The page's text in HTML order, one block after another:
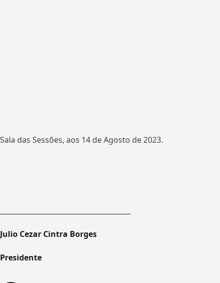
Sala das Sessões, aos 14 de Agosto de 2023.
Julio Cezar Cintra Borges
Presidente